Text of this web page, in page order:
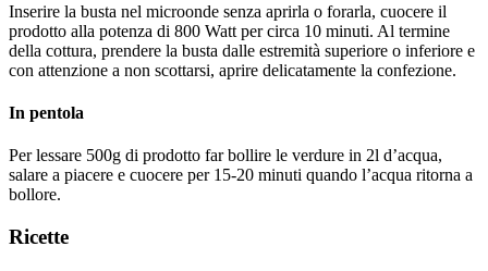
Inserire la busta nel microonde senza aprirla o forarla, cuocere il
prodotto alla potenza di 800 Watt per circa 10 minuti. Al termine
della cottura, prendere la busta dalle estremità superiore o inferiore e
con attenzione a non scottarsi, aprire delicatamente la confezione.
In pentola
Per lessare 500g di prodotto far bollire le verdure in 2l d’acqua,
salare a piacere e cuocere per 15-20 minuti quando l’acqua ritorna a
bollore.
Ricette